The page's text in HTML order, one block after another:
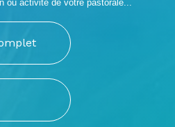
ou activité de votre pastorale...